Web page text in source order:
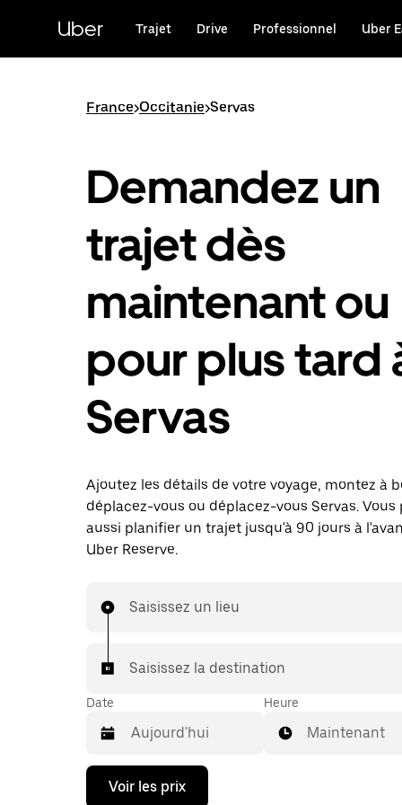
principal
Uber Trajet Drive Professionnel Uber
France>Occitanie>Servas
Demandez un
trajet dès
maintenant ou
pour plus tard
Servas
Ajoutez les détails de votre voyage, montez à
déplacez-vous ou déplacez-vous Servas. Vous
aussi planifier un trajet jusqu'à 90 jours à
Uber Reserve.
Saisissez un lieu
Saisissez la destination
Date
Appuyez
Heure
Maintenant
Voir les prix